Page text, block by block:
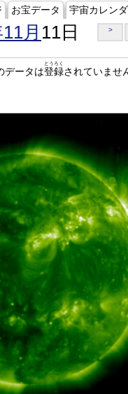
お宝データ 宇宙カレン
月 11日 >
データは登録
とうろく
されていませ